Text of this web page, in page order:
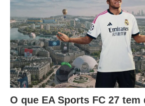
O que EA Sports FC 27